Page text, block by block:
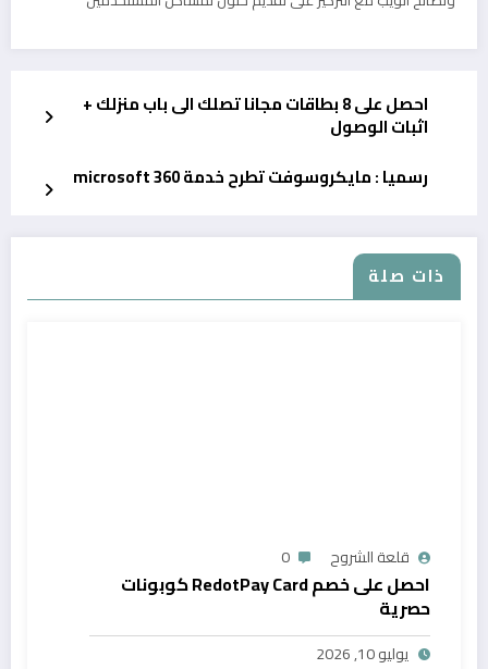
احصل على 8 بطاقات مجانا تصلك الى باب منزلك +
اثبات الوصول
رسميا : مايكروسوفت تطرح خدمة microsoft 360
ذات صلة
قلعة الشروح 0
احصل على خصم RedotPay Card كوبونات
حصرية
يوليو 10, 2026